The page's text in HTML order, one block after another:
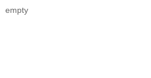
empty